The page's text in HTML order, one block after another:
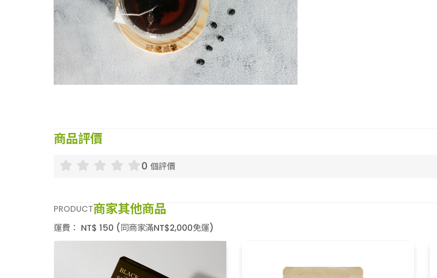
商品評價
0 個評價
PRODUCT商家其他商品
運費： NT$ 150 (同商家滿NT$2,000免運)